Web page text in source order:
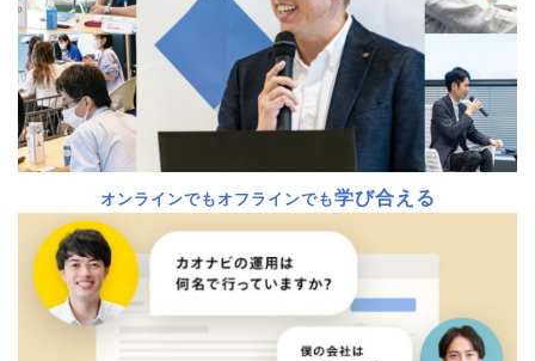
オンラインでもオフラインでも学び合える